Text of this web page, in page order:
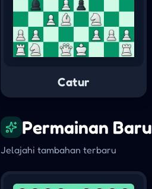
Catur
Permainan Baru
Jelajahi tambahan terbaru